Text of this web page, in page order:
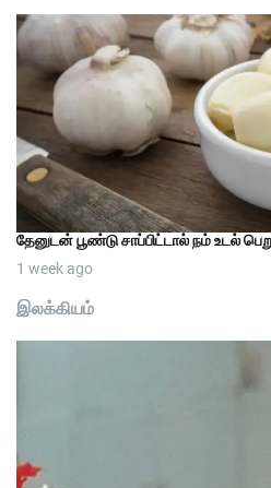
தேனுடன் பூண்டு சாப்பிட்டால் நம் உடல்
1 week ago
இலக்கியம்